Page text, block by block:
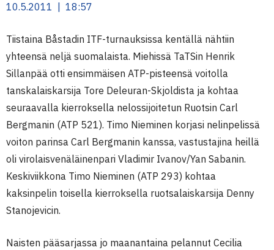
10.5.2011 | 18:57
Tiistaina Båstadin ITF-turnauksissa kentällä nähtiin
yhteensä neljä suomalaista. Miehissä TaTSin Henrik
Sillanpää otti ensimmäisen ATP-pisteensä voitolla
tanskalaiskarsija Tore Deleuran-Skjoldista ja kohtaa
seuraavalla kierroksella nelossijoitetun Ruotsin Carl
Bergmanin (ATP 521). Timo Nieminen korjasi nelinpelissä
voiton parinsa Carl Bergmanin kanssa, vastustajina heillä
oli virolaisvenäläinenpari Vladimir Ivanov/Yan Sabanin.
Keskiviikkona Timo Nieminen (ATP 293) kohtaa
kaksinpelin toisella kierroksella ruotsalaiskarsija Denny
Stanojevicin.
Naisten pääsarjassa jo maanantaina pelannut Cecilia